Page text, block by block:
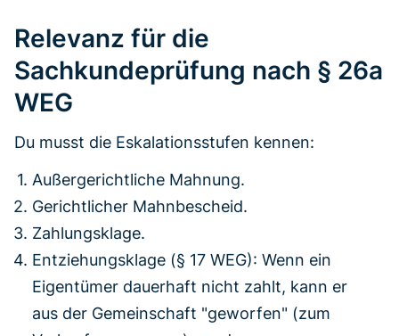
Relevanz für die
Sachkundeprüfung nach § 26a
WEG
Du musst die Eskalationsstufen kennen:
Außergerichtliche Mahnung.
Gerichtlicher Mahnbescheid.
Zahlungsklage.
Entziehungsklage (§ 17 WEG): Wenn ein
Eigentümer dauerhaft nicht zahlt, kann er
aus der Gemeinschaft "geworfen" (zum